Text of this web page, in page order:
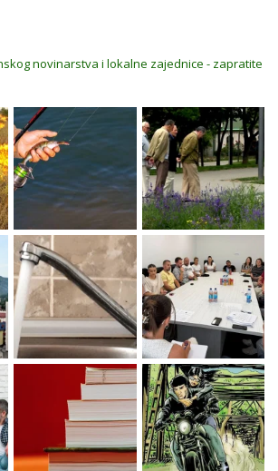
novinarstva i lokalne zajednice - zapratite